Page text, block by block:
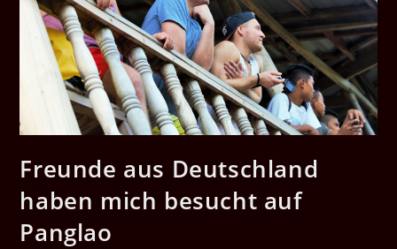
Freunde aus Deutschland
haben mich besucht auf
Panglao